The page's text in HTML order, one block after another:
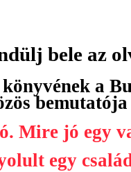
bele az
a
bemutatója
Mire jó egy
egy